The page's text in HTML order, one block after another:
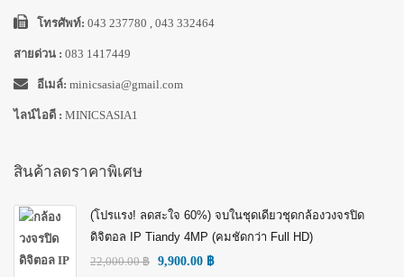
โทรศัพท์: 043 237780 , 043 332464
สายด่วน : 083 1417449
อีเมล์: minicsasia@gmail.com
ไลน์ไอดี : MINICSASIA1
สินค้าลดราคาพิเศษ
(โปรแรง! ลดสะใจ 60%) จบในชุดเดียวชุดกล้องวงจรปิด
ดิจิตอล IP Tiandy 4MP (คมชัดกว่า Full HD)
22,000.00฿ 9,900.00 ฿